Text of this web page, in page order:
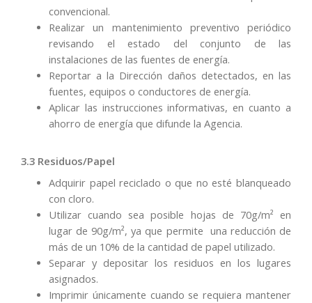
convencional.
Realizar un mantenimiento preventivo periódico
revisando el estado del conjunto de las
instalaciones de las fuentes de energía.
Reportar a la Dirección daños detectados, en las
fuentes, equipos o conductores de energía.
Aplicar las instrucciones informativas, en cuanto a
ahorro de energía que difunde la Agencia.
3.3 Residuos/Papel
Adquirir papel reciclado o que no esté blanqueado
con cloro.
Utilizar cuando sea posible hojas de 70g/m² en
lugar de 90g/m², ya que permite una reducción de
más de un 10% de la cantidad de papel utilizado.
Separar y depositar los residuos en los lugares
asignados.
Imprimir únicamente cuando se requiera mantener